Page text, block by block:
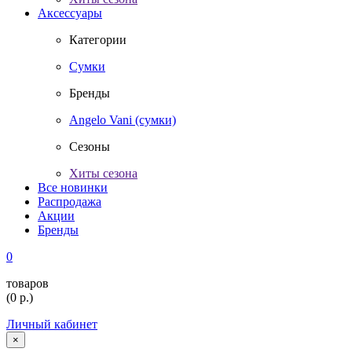
Аксессуары
Категории
Сумки
Бренды
Angelo Vani (сумки)
Сезоны
Хиты сезона
Все новинки
Распродажа
Акции
Бренды
0
товаров
(0 р.)
Личный кабинет
×